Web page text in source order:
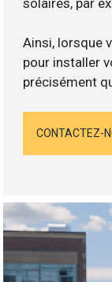
Ainsi, lorsque
pour installer
précisément
CONTACTEZ-